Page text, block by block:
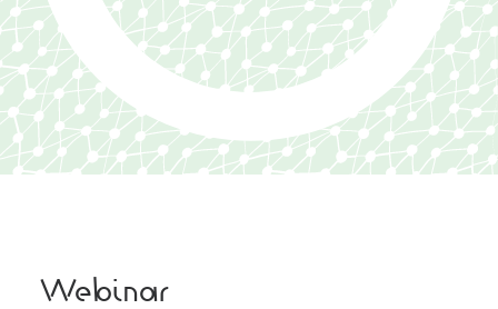
Inclusieveorganisaties.be
EN
Webinar